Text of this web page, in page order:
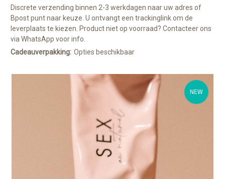
NEW
Discrete verzending binnen 2-3 werkdagen naar uw adres of
Bpost punt naar keuze. U ontvangt een trackinglink om de
leverplaats te kiezen. Product niet op voorraad? Contacteer ons
via WhatsApp voor info.
Cadeauverpakking: Opties beschikbaar